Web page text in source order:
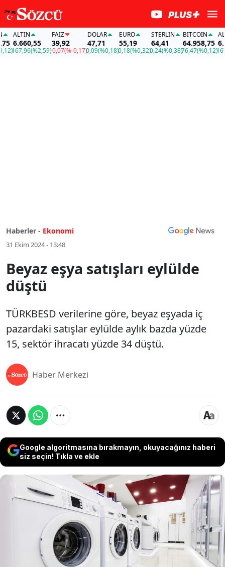
ALTIN
6.660,55
167,96(%2,59)
FAİZ
39,92
-0,07(%-0,17)
DOLAR
47,71
0,09(%0,18)
EURO
55,19
0,18(%0,32)
STERLIN
64,41
0,24(%0,38)
BITCOIN
64.958,75
76,47(%0,12)
Haberler - Ekonomi
31 Ekim 2024 - 13:48
Beyaz eşya satışları eylülde
düştü
TÜRKBESD verilerine göre, beyaz eşyada iç
pazardaki satışlar eylülde aylık bazda yüzde
15, sektör ihracatı yüzde 34 düştü.
Haber Merkezi
Google algoritmasına bırakmayın, okuyacağınız haberi
siz seçin! Tıkla ve ekle
TÜRKBESD verilerine göre, beyaz
eşyada iç pazardaki satışlar eylülde
aylık bazda yüzde 15, sektör ihracatı
yüzde 34 düştü.